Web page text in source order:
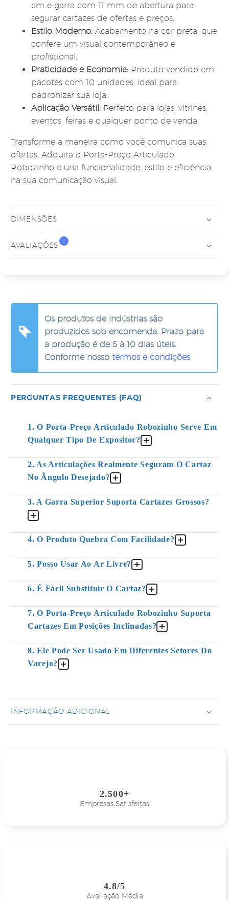
cm e garra com 11 mm de abertura para
segurar cartazes de ofertas e preços.
Estilo Moderno: Acabamento na cor preta, que
confere um visual contemporâneo e
profissional.
Praticidade e Economia: Produto vendido em
pacotes com 10 unidades, ideal para
padronizar sua loja.
Aplicação Versátil: Perfeito para lojas, vitrines,
eventos, feiras e qualquer ponto de venda.
Transforme a maneira como você comunica suas
ofertas. Adquira o Porta-Preço Articulado
Robozinho e una funcionalidade, estilo e eficiência
na sua comunicação visual.
DIMENSÕES
AVALIAÇÕES
6
Os produtos de indústrias são
produzidos sob encomenda. Prazo para
a produção é de 5 à 10 dias úteis.
Conforme nosso termos e condições
PERGUNTAS FREQUENTES (FAQ)
1. O Porta-Preço Articulado Robozinho Serve Em
Qualquer Tipo De Expositor?
2. As Articulações Realmente Seguram O Cartaz
No Ângulo Desejado?
3. A Garra Superior Suporta Cartazes Grossos?
4. O Produto Quebra Com Facilidade?
5. Posso Usar Ao Ar Livre?
6. É Fácil Substituir O Cartaz?
7. O Porta-Preço Articulado Robozinho Suporta
Cartazes Em Posições Inclinadas?
8. Ele Pode Ser Usado Em Diferentes Setores Do
Varejo?
INFORMAÇÃO ADICIONAL
2.500+
Empresas Satisfeitas
4.8/5
Avaliação Média